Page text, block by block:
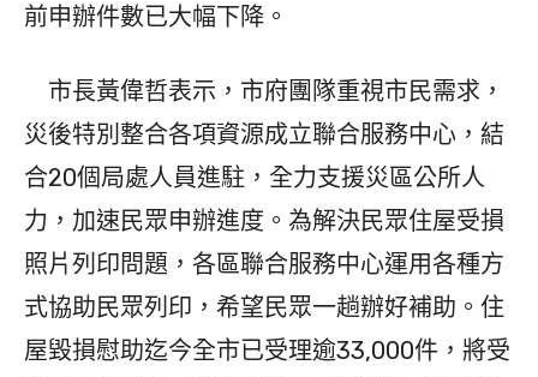
前申辦件數已大幅下降。
市長黃偉哲表示，市府團隊重視市民需求，
災後特別整合各項資源成立聯合服務中心，結
合20個局處人員進駐，全力支援災區公所人
力，加速民眾申辦進度。為解決民眾住屋受損
照片列印問題，各區聯合服務中心運用各種方
式協助民眾列印，希望民眾一趟辦好補助。住
屋毀損慰助迄今全市已受理逾33,000件，將受